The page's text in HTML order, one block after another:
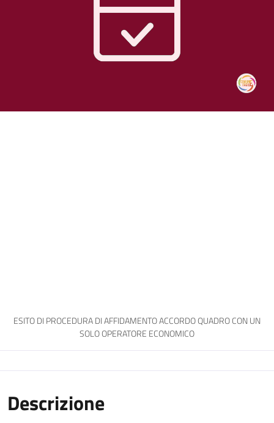
ESITO DI PROCEDURA DI AFFIDAMENTO ACCORDO QUADRO CON UN
SOLO OPERATORE ECONOMICO
Descrizione